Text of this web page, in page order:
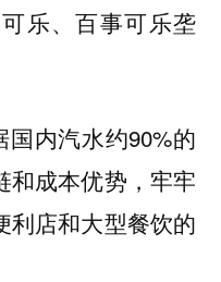
乐、百事可乐垄
国内汽水约90%的
和成本优势，牢牢
利店和大型餐饮的